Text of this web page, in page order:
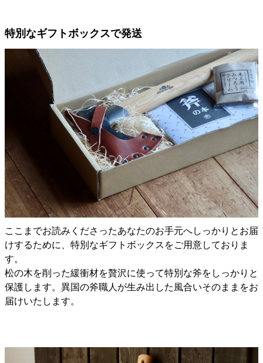
特別なギフトボックスで発送
ここまでお読みくださったあなたのお手元へしっかりとお届
けするために、特別なギフトボックスをご用意しておりま
す。
松の木を削った緩衝材を贅沢に使って特別な斧をしっかりと
保護します。異国の斧職人が生み出した風合いそのままをお
届けいたします。